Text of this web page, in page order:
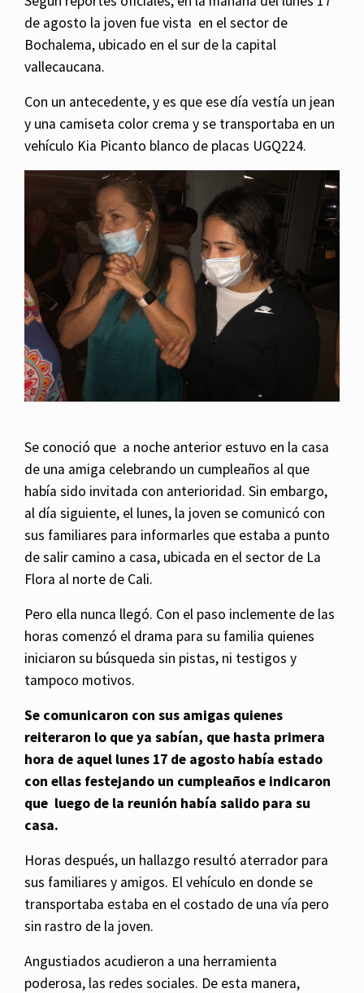
de agosto la joven fue vista en el sector de
Bochalema, ubicado en el sur de la capital
vallecaucana.
Con un antecedente, y es que ese día vestía un jean
y una camiseta color crema y se transportaba en un
vehículo Kia Picanto blanco de placas UGQ224.
Se conoció que a noche anterior estuvo en la casa
de una amiga celebrando un cumpleaños al que
había sido invitada con anterioridad. Sin embargo,
al día siguiente, el lunes, la joven se comunicó con
sus familiares para informarles que estaba a punto
de salir camino a casa, ubicada en el sector de La
Flora al norte de Cali.
Pero ella nunca llegó. Con el paso inclemente de las
horas comenzó el drama para su familia quienes
iniciaron su búsqueda sin pistas, ni testigos y
tampoco motivos.
Se comunicaron con sus amigas quienes
reiteraron lo que ya sabían, que hasta primera
hora de aquel lunes 17 de agosto había estado
con ellas festejando un cumpleaños e indicaron
que luego de la reunión había salido para su
casa.
Horas después, un hallazgo resultó aterrador para
sus familiares y amigos. El vehículo en donde se
transportaba estaba en el costado de una vía pero
sin rastro de la joven.
Angustiados acudieron a una herramienta
poderosa, las redes sociales. De esta manera,